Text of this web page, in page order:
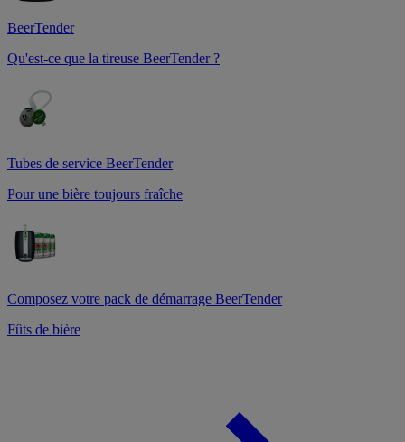
BeerTender
Qu'est-ce que la tireuse BeerTender ?
Tubes de service BeerTender
Pour une bière toujours fraîche
Composez votre pack de démarrage BeerTender
Fûts de bière